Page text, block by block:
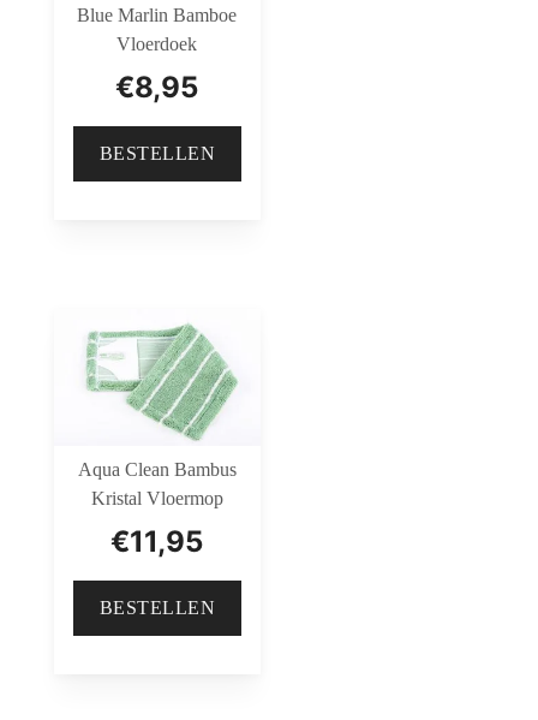
Blue Marlin Bamboe
Vloerdoek
€8,95
BESTELLEN
Aqua Clean Bambus
Kristal Vloermop
€11,95
BESTELLEN